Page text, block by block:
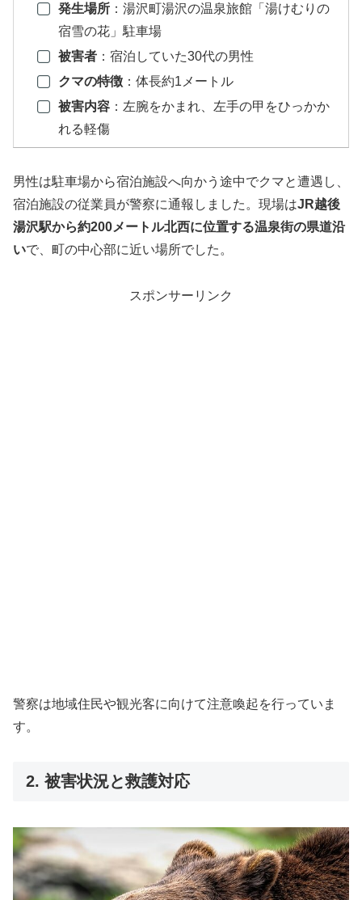
発生場所：湯沢町湯沢の温泉旅館「湯けむりの
宿雪の花」駐車場
被害者：宿泊していた30代の男性
クマの特徴：体長約1メートル
被害内容：左腕をかまれ、左手の甲をひっかか
れる軽傷
男性は駐車場から宿泊施設へ向かう途中でクマと遭遇し、
宿泊施設の従業員が警察に通報しました。現場はJR越後
湯沢駅から約200メートル北西に位置する温泉街の県道沿
いで、町の中心部に近い場所でした。
スポンサーリンク
警察は地域住民や観光客に向けて注意喚起を行っていま
す。
2. 被害状況と救護対応